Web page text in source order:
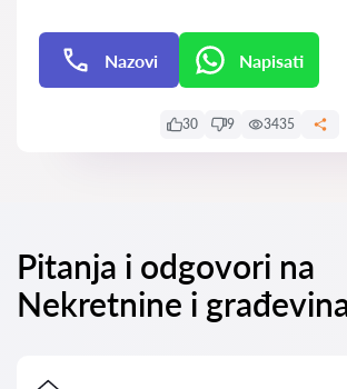
Nazovi Napisati
30 9 3435
Pitanja i odgovori na
Nekretnine i